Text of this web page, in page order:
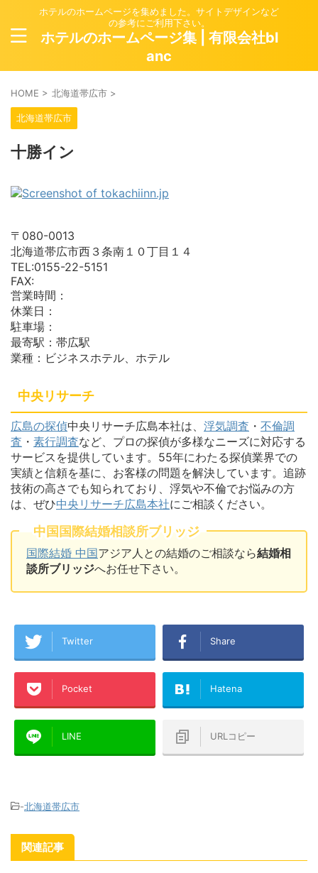
ホテルのホームページを集めました。サイトデザインなど
の参考にご利用下さい。
ホテルのホームページ集 | 有限会社bl
anc
HOME > 北海道帯広市 >
北海道帯広市
十勝イン
〒080-0013
北海道帯広市西３条南１０丁目１４
TEL:0155-22-5151
FAX:
営業時間：
休業日：
駐車場：
最寄駅：帯広駅
業種：ビジネスホテル、ホテル
中央リサーチ
広島の探偵中央リサーチ広島本社は、 浮気調査 ・ 不倫調
査 ・ 素行調査など、プロの探偵が多様なニーズに対応する
サービスを提供しています。55年にわたる探偵業界での
実績と信頼を基に、お客様の問題を解決しています。追跡
技術の高さでも知られており、浮気や不倫でお悩みの方
は、ぜひ中央リサーチ広島本社にご相談ください。
中国国際結婚相談所ブリッジ
国際結婚 中国アジア人との結婚のご相談なら結婚相
談所ブリッジへお任せ下さい。
Twitter Share
Pocket Hatena
LINE URLコピー
-北海道帯広市
関連記事